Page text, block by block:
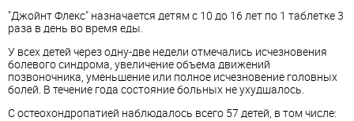
"Джойнт Флекс" назначается детям с 10 до 16 лет по 1 таблетке 3
раза в день во время еды.
У всех детей через одну-две недели отмечались исчезновения
болевого синдрома, увеличение объема движений
позвоночника, уменьшение или полное исчезновение головных
болей. В течение года состояние больных не ухудшалось.
С остеохондропатией наблюдалось всего 57 детей, в том числе: